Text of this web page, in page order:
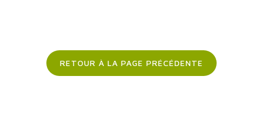
RETOUR À LA PAGE PRÉCÉDENTE